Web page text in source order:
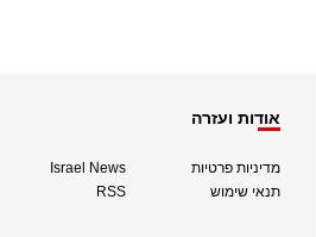
אודות ועזרה
מדיניות פרטיות
תנאי שימוש
Israel News
RSS